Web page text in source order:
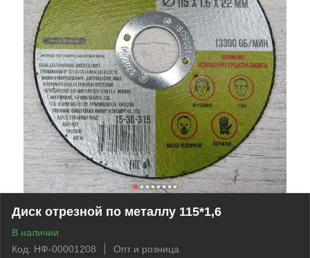
Диск отрезной по металлу 115*1,6
В наличии
Код: НФ-00001208
Опт и розница